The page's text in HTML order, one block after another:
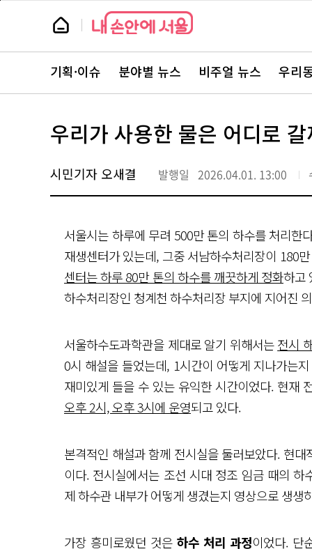
본
뉴
스
뉴
스
주
서
바
로
기획·이슈 분야별 뉴스 비주얼 뉴스 우리
우리가 사용한 물은 어디로
시민기자 오새결 발행일 2026.04.01. 13:00
서울시는 하루에 무려 500만 톤의 하수를 처리한
재생센터가 있는데, 그중 서남하수처리장이 180
센터는 하루 80만 톤의 하수를 깨끗하게 정화하고
하수처리장인 청계천 하수처리장 부지에 지어진
서울하수도과학관을 제대로 알기 위해서는전시
0시 해설을 들었는데, 1시간이 어떻게 지나가는
재미있게 들을 수 있는 유익한 시간이었다. 현재
오후 2시, 오후 3시에 운영되고 있다.
본격적인 해설과 함께 전시실을 둘러보았다. 현
이다. 전시실에서는 조선 시대 정조 임금 때의
제 하수관 내부가 어떻게 생겼는지 영상으로 생생
가장 흥미로웠던 것은 하수 처리 과정이었다. 단
페